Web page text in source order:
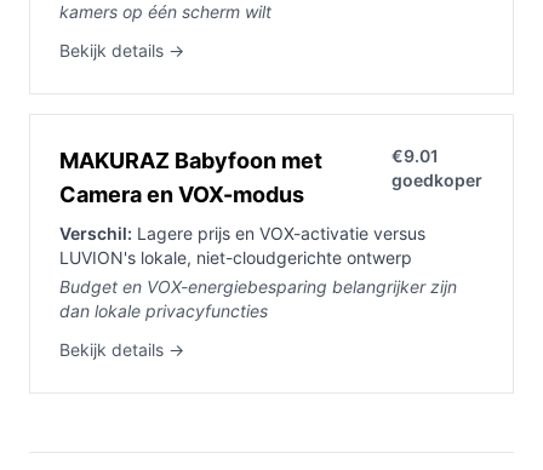
kamers op één scherm wilt
Bekijk details →
MAKURAZ Babyfoon met
Camera en VOX-modus
€9.01
goedkoper
Verschil: Lagere prijs en VOX-activatie versus
LUVION's lokale, niet-cloudgerichte ontwerp
Budget en VOX-energiebesparing belangrijker zijn
dan lokale privacyfuncties
Bekijk details →